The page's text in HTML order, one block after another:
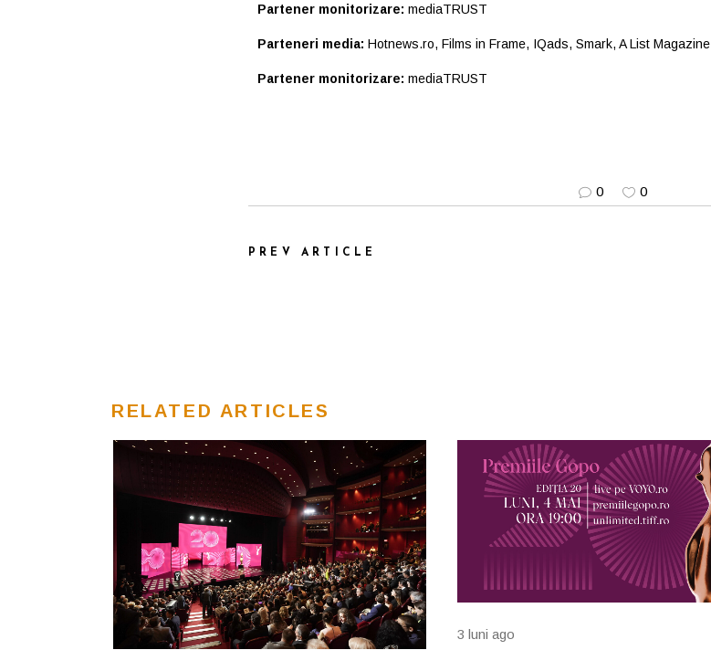
Partener monitorizare: mediaTRUST
Parteneri media: Hotnews.ro, Films in Frame, IQads, Smark, A List Magazine
Partener monitorizare: mediaTRUST
0 0
PREV ARTICLE
RELATED ARTICLES
3 luni ago